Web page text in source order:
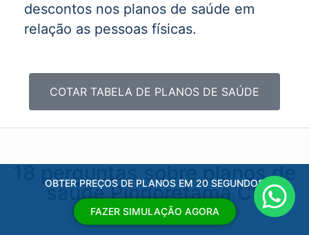
descontos nos planos de saúde em
relação as pessoas físicas.
COTAR TABELA DE PLANOS DE SAÚDE
18 perguntas sobre planos de
saúde Pindoretama CE
OBTER PREÇOS DE PLANOS EM 20 SEGUNDOS
FAZER SIMULAÇÃO AGORA